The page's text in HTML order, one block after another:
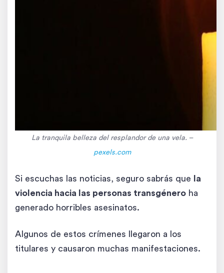
La tranquila belleza del resplandor de una vela. –
pexels.com
Si escuchas las noticias, seguro sabrás que
la
violencia hacia las personas transgénero ha
generado horribles asesinatos.
Algunos de estos crímenes llegaron a los
titulares y causaron muchas manifestaciones.